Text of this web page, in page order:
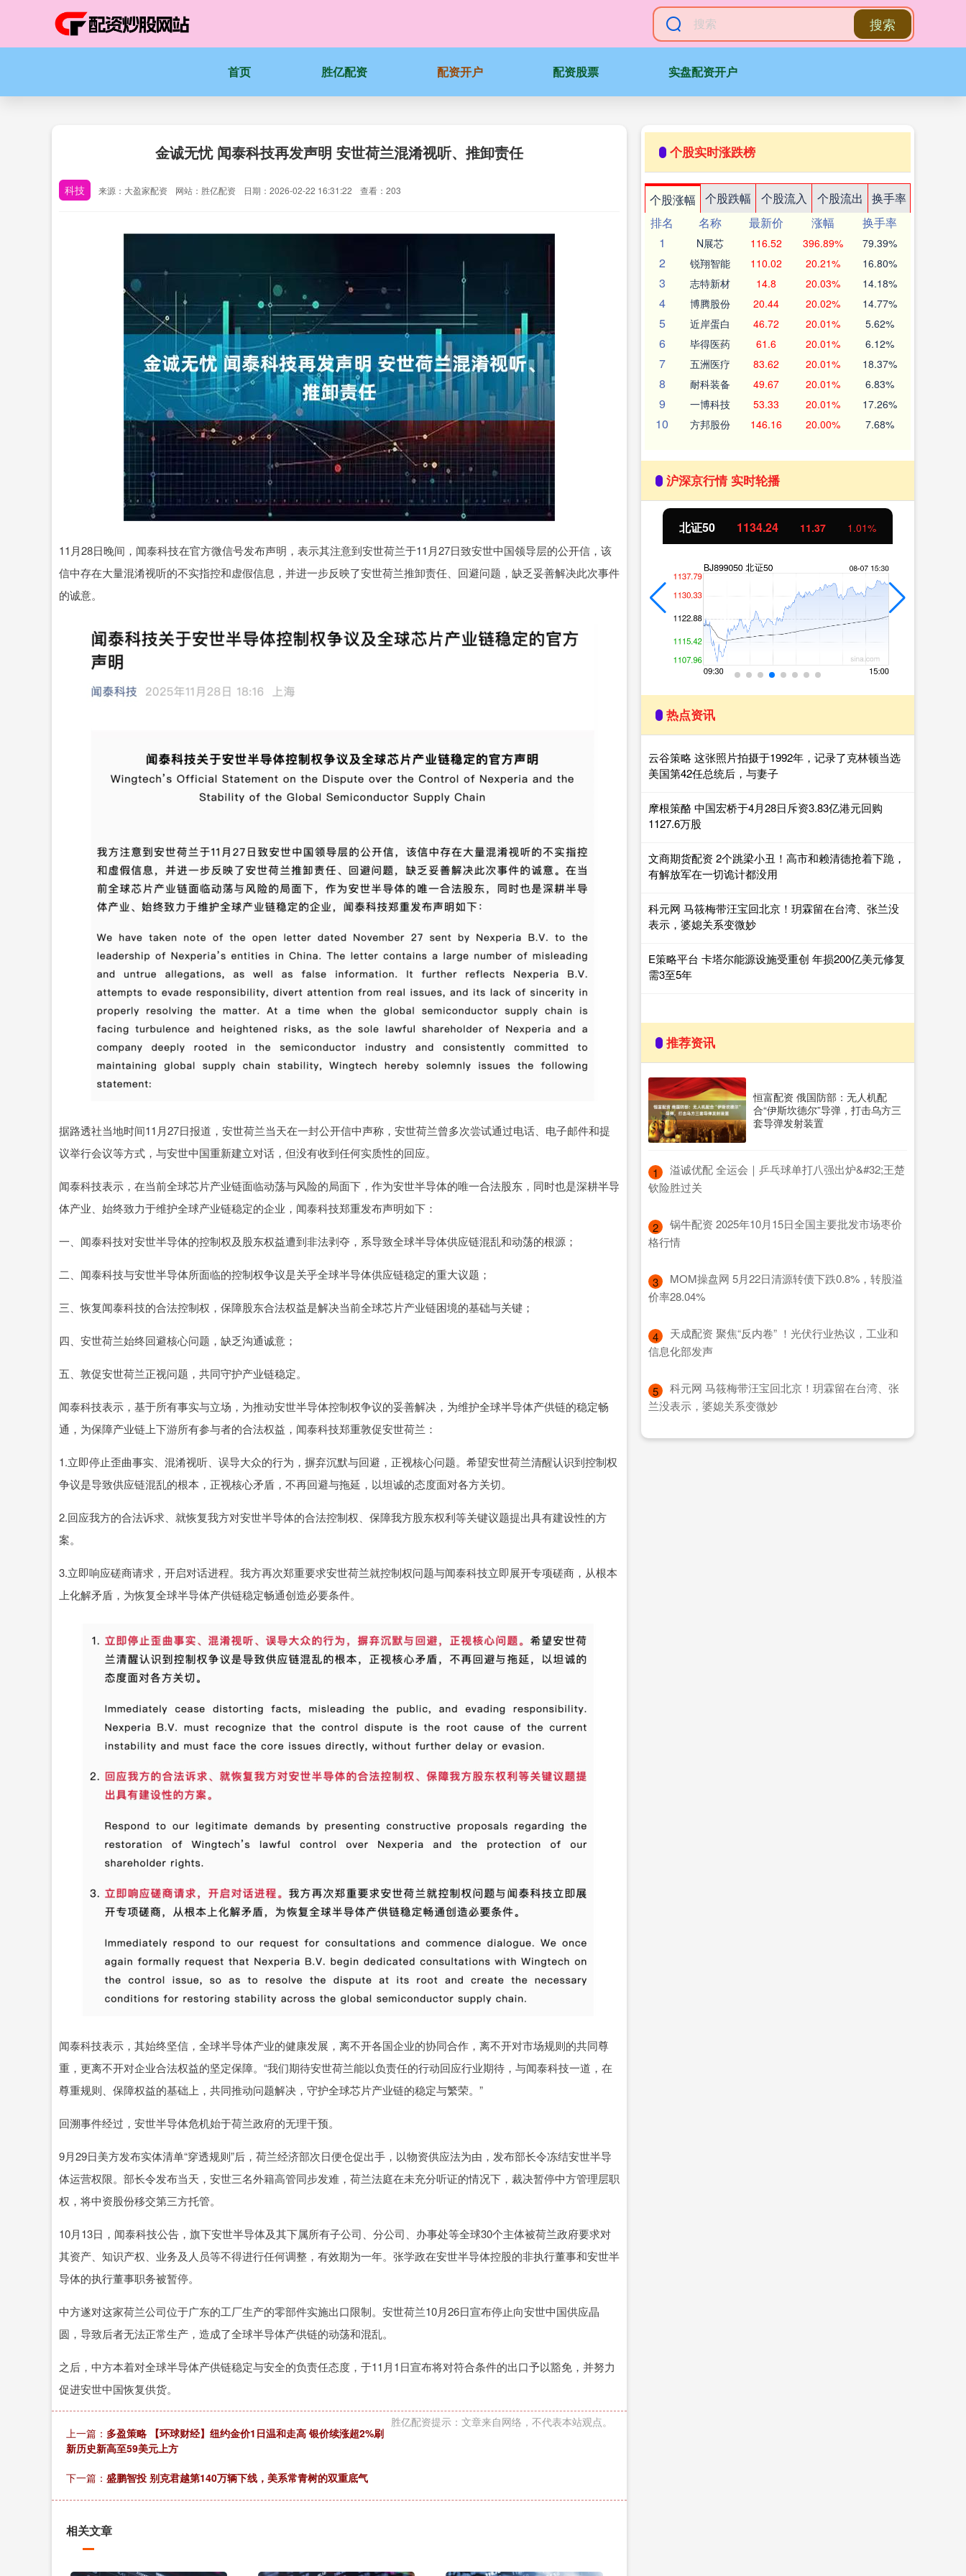
搜索
首页 胜亿配资 配资开户 配资股票 实盘配资开户
金诚无忧 闻泰科技再发声明 安世荷兰混淆视听、推卸责任
科技 来源：大盈家配资 网站：胜亿配资 日期：2026-02-22 16:31:22 查看：203
11月28日晚间，闻泰科技在官方微信号发布声明，表示其注意到安世荷兰于11月27日致安世中国领导层的公开信，该
信中存在大量混淆视听的不实指控和虚假信息，并进一步反映了安世荷兰推卸责任、回避问题，缺乏妥善解决此次事件
的诚意。
据路透社当地时间11月27日报道，安世荷兰当天在一封公开信中声称，安世荷兰曾多次尝试通过电话、电子邮件和提
议举行会议等方式，与安世中国重新建立对话，但没有收到任何实质性的回应。
闻泰科技表示，在当前全球芯片产业链面临动荡与风险的局面下，作为安世半导体的唯一合法股东，同时也是深耕半导
体产业、始终致力于维护全球产业链稳定的企业，闻泰科技郑重发布声明如下：
一、闻泰科技对安世半导体的控制权及股东权益遭到非法剥夺，系导致全球半导体供应链混乱和动荡的根源；
二、闻泰科技与安世半导体所面临的控制权争议是关乎全球半导体供应链稳定的重大议题；
三、恢复闻泰科技的合法控制权，保障股东合法权益是解决当前全球芯片产业链困境的基础与关键；
四、安世荷兰始终回避核心问题，缺乏沟通诚意；
五、敦促安世荷兰正视问题，共同守护产业链稳定。
闻泰科技表示，基于所有事实与立场，为推动安世半导体控制权争议的妥善解决，为维护全球半导体产供链的稳定畅
通，为保障产业链上下游所有参与者的合法权益，闻泰科技郑重敦促安世荷兰：
1.立即停止歪曲事实、混淆视听、误导大众的行为，摒弃沉默与回避，正视核心问题。希望安世荷兰清醒认识到控制权
争议是导致供应链混乱的根本，正视核心矛盾，不再回避与拖延，以坦诚的态度面对各方关切。
2.回应我方的合法诉求、就恢复我方对安世半导体的合法控制权、保障我方股东权利等关键议题提出具有建设性的方
案。
3.立即响应磋商请求，开启对话进程。我方再次郑重要求安世荷兰就控制权问题与闻泰科技立即展开专项磋商，从根本
上化解矛盾，为恢复全球半导体产供链稳定畅通创造必要条件。
闻泰科技表示，其始终坚信，全球半导体产业的健康发展，离不开各国企业的协同合作，离不开对市场规则的共同尊
重，更离不开对企业合法权益的坚定保障。“我们期待安世荷兰能以负责任的行动回应行业期待，与闻泰科技一道，在
尊重规则、保障权益的基础上，共同推动问题解决，守护全球芯片产业链的稳定与繁荣。”
回溯事件经过，安世半导体危机始于荷兰政府的无理干预。
9月29日美方发布实体清单“穿透规则”后，荷兰经济部次日便仓促出手，以物资供应法为由，发布部长令冻结安世半导
体运营权限。部长令发布当天，安世三名外籍高管同步发难，荷兰法庭在未充分听证的情况下，裁决暂停中方管理层职
权，将中资股份移交第三方托管。
10月13日，闻泰科技公告，旗下安世半导体及其下属所有子公司、分公司、办事处等全球30个主体被荷兰政府要求对
其资产、知识产权、业务及人员等不得进行任何调整，有效期为一年。张学政在安世半导体控股的非执行董事和安世半
导体的执行董事职务被暂停。
中方遂对这家荷兰公司位于广东的工厂生产的零部件实施出口限制。安世荷兰10月26日宣布停止向安世中国供应晶
圆，导致后者无法正常生产，造成了全球半导体产供链的动荡和混乱。
之后，中方本着对全球半导体产供链稳定与安全的负责任态度，于11月1日宣布将对符合条件的出口予以豁免，并努力
促进安世中国恢复供货。
胜亿配资提示：文章来自网络，不代表本站观点。
上一篇： 多盈策略 【环球财经】纽约金价1日温和走高 银价续涨超2%刷
新历史新高至59美元上方
下一篇： 盛鹏智投 别克君越第140万辆下线，美系常青树的双重底气
相关文章
个股实时涨跌榜
个股涨幅 个股跌幅 个股流入 个股流出
换手率
排名
名称 最新价 涨幅
换手率
1
N展芯 116.52 396.89% 79.39%
2 锐翔智能 110.02 20.21% 16.80%
3 志特新材 14.8 20.03% 14.18%
4 博腾股份 20.44 20.02% 14.77%
5 近岸蛋白 46.72 20.01% 5.62%
6 毕得医药 61.6 20.01% 6.12%
7 五洲医疗 83.62 20.01% 18.37%
8 耐科装备 49.67 20.01% 6.83%
9 一博科技 53.33 20.01% 17.26%
10 方邦股份 146.16 20.00% 7.68%
沪深京行情 实时轮播
北证50 1134.24 11.37 1.01%
热点资讯
云谷策略 这张照片拍摄于1992年，记录了克林顿当选
美国第42任总统后，与妻子
摩根策酪 中国宏桥于4月28日斥资3.83亿港元回购
1127.6万股
文商期货配资 2个跳梁小丑！高市和赖清德抢着下跪，
有解放军在一切诡计都没用
科元网 马筱梅带汪宝回北京！玥霖留在台湾、张兰没
表示，婆媳关系变微妙
E策略平台 卡塔尔能源设施受重创 年损200亿美元修复
需3至5年
推荐资讯
恒富配资 俄国防部：无人机配
合“伊斯坎德尔”导弹，打击乌方三
套导弹发射装置
1
​溢诚优配 全运会｜乒乓球单打八强出炉&#32;王楚
钦险胜过关
2
​锅牛配资 2025年10月15日全国主要批发市场枣价
格行情
3
​MOM操盘网 5月22日清源转债下跌0.8%，转股溢
价率28.04%
4
​天成配资 聚焦“反内卷” ！光伏行业热议，工业和
信息化部发声
5
​科元网 马筱梅带汪宝回北京！玥霖留在台湾、张
兰没表示，婆媳关系变微妙